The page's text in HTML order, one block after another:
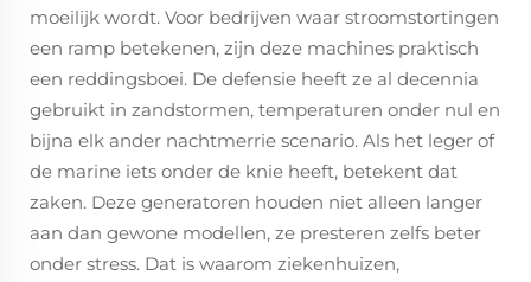
moeilijk wordt. Voor bedrijven waar stroomstortingen
een ramp betekenen, zijn deze machines praktisch
een reddingsboei. De defensie heeft ze al decennia
gebruikt in zandstormen, temperaturen onder nul en
bijna elk ander nachtmerrie scenario. Als het leger of
de marine iets onder de knie heeft, betekent dat
zaken. Deze generatoren houden niet alleen langer
aan dan gewone modellen, ze presteren zelfs beter
onder stress. Dat is waarom ziekenhuizen,